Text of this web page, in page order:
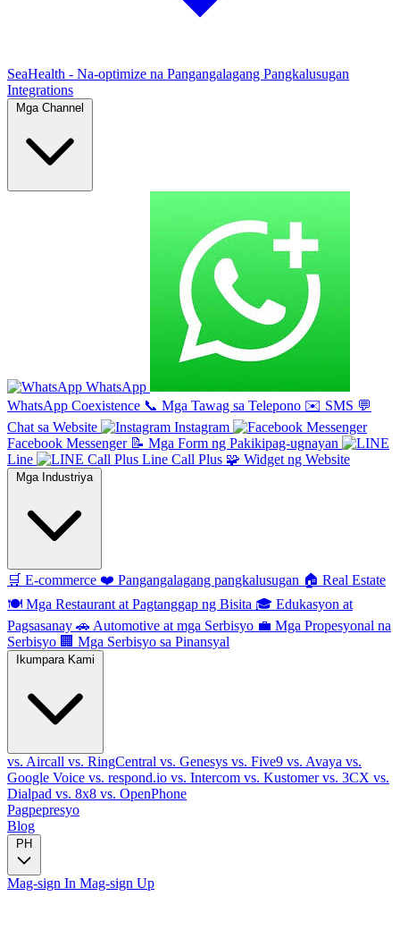
SeaHealth - Na-optimize na Pangangalagang Pangkalusugan
Integrations
Mga Channel
WhatsApp
WhatsApp Coexistence 📞 Mga Tawag sa Telepono ✉️ SMS 💬
Chat sa Website
Instagram
Facebook Messenger 📝 Mga Form ng Pakikipag-ugnayan
Line
Line Call Plus 🧩 Widget ng Website
Mga Industriya
🛒 E-commerce ❤️ Pangangalagang pangkalusugan 🏠 Real Estate
🍽️ Mga Restaurant at Pagtanggap ng Bisita 🎓 Edukasyon at
Pagsasanay 🚗 Automotive at mga Serbisyo 💼 Mga Propesyonal na
Serbisyo 🏢 Mga Serbisyo sa Pinansyal
Ikumpara Kami
vs. Aircall vs. RingCentral vs. Genesys vs. Five9 vs. Avaya vs.
Google Voice vs. respond.io vs. Intercom vs. Kustomervs. 3CX vs.
Dialpad vs. 8x8 vs. OpenPhone
Pagpepresyo
Blog
PH
Mag-sign In Mag-sign Up